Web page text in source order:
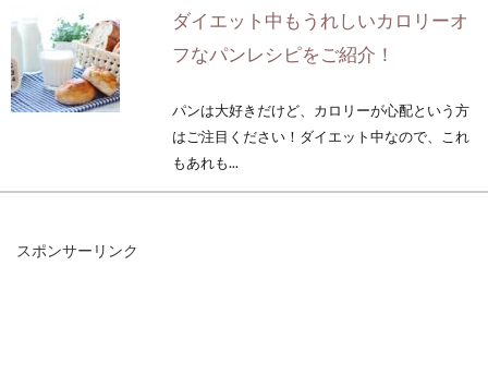
ダイエット中もうれしいカロリーオ
フなパンレシピをご紹介！
パンは大好きだけど、カロリーが心配という方
はご注目ください！ダイエット中なので、これ
もあれも...
スポンサーリンク